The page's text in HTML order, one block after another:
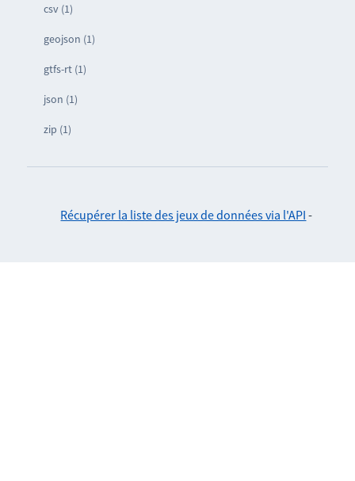
csv (1)
geojson (1)
gtfs-rt (1)
json (1)
zip (1)
Récupérer la liste des jeux de données via l'API -